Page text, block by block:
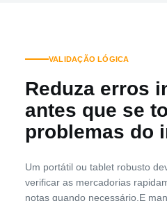
VALIDAÇÃO LÓGICA
Reduza erros
antes que se
problemas do
Um portátil ou tablet robusto
verificar as mercadorias
notas quando necessário,E